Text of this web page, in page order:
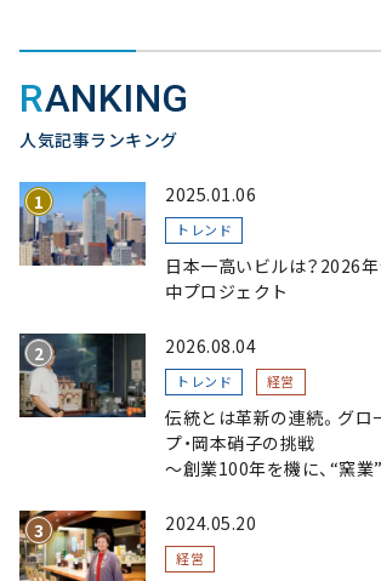
RANKING
人気記事ランキング
2025.01.06
トレンド
日本一高いビルは？2026
中プロジェクト
2026.08.04
トレンド 経営
伝統とは革新の連続。グロ
プ・岡本硝子の挑戦
～創業100年を機に、“窯
略～
2024.05.20
経営